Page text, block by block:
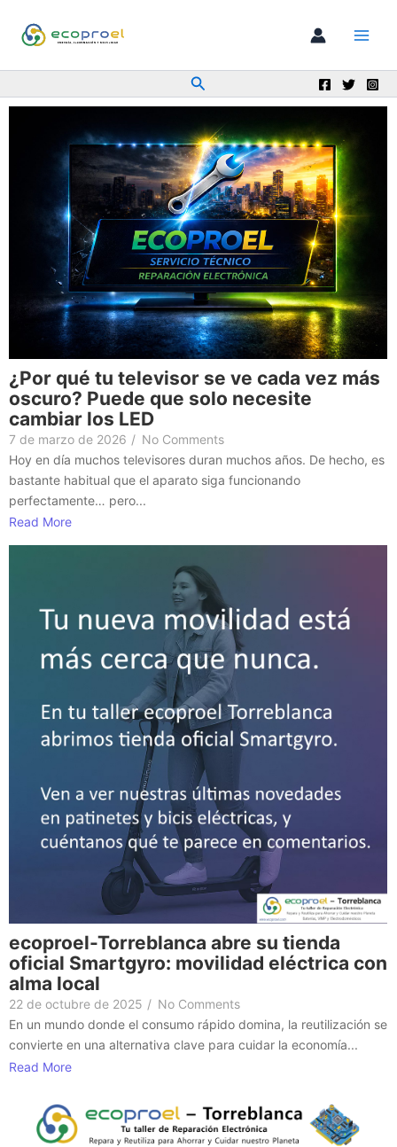
Buscar
¿Por qué tu televisor se ve cada vez más
oscuro? Puede que solo necesite
cambiar los LED
7 de marzo de 2026 / No Comments
Hoy en día muchos televisores duran muchos años. De hecho, es
bastante habitual que el aparato siga funcionando
perfectamente… pero...
Read More
ecoproel-Torreblanca abre su tienda
oficial Smartgyro: movilidad eléctrica con
alma local
22 de octubre de 2025 / No Comments
En un mundo donde el consumo rápido domina, la reutilización se
convierte en una alternativa clave para cuidar la economía...
Read More